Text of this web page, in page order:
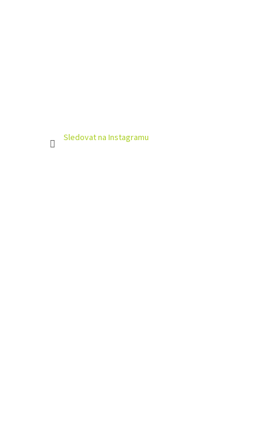
Sledovat na Instagramu